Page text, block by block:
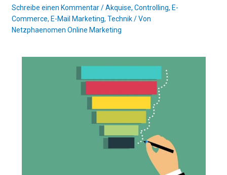
Schreibe einen Kommentar /Akquise, Controlling, E-
Commerce, E-Mail Marketing, Technik/ Von
Netzphaenomen Online Marketing